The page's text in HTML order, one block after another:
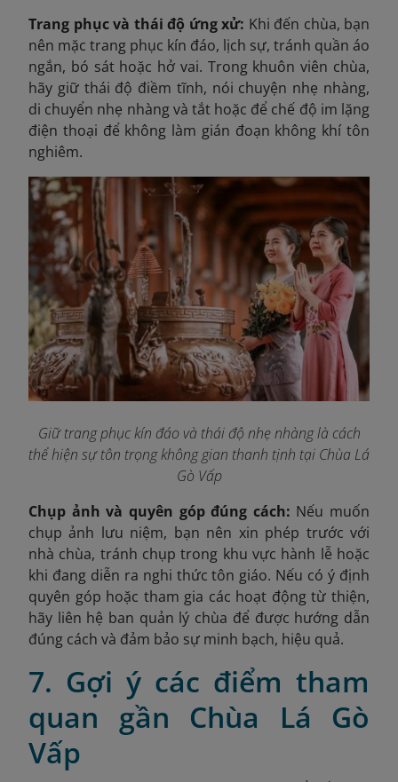
Trang phục và thái độ ứng xử: Khi đến chùa, bạn
nên mặc trang phục kín đáo, lịch sự, tránh quần áo
ngắn, bó sát hoặc hở vai. Trong khuôn viên chùa,
hãy giữ thái độ điềm tĩnh, nói chuyện nhẹ nhàng,
di chuyển nhẹ nhàng và tắt hoặc để chế độ im lặng
điện thoại để không làm gián đoạn không khí tôn
nghiêm.
Giữ trang phục kín đáo và thái độ nhẹ nhàng là cách
thể hiện sự tôn trọng không gian thanh tịnh tại Chùa Lá
Gò Vấp
Chụp ảnh và quyên góp đúng cách: Nếu muốn
chụp ảnh lưu niệm, bạn nên xin phép trước với
nhà chùa, tránh chụp trong khu vực hành lễ hoặc
khi đang diễn ra nghi thức tôn giáo. Nếu có ý định
quyên góp hoặc tham gia các hoạt động từ thiện,
hãy liên hệ ban quản lý chùa để được hướng dẫn
đúng cách và đảm bảo sự minh bạch, hiệu quả.
7. Gợi ý các điểm tham
quan gần Chùa Lá Gò
Vấp